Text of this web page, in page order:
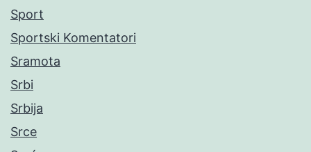
Sport
Sportski Komentatori
Sramota
Srbi
Srbija
Srce